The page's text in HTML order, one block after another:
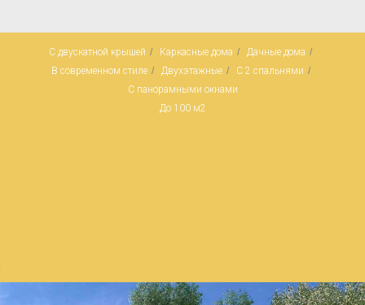
С двускатной крышей / Каркасные дома / Дачные дома /
В современном стиле / Двухэтажные / С 2 спальнями /
С панорамными окнами
До 100 м2